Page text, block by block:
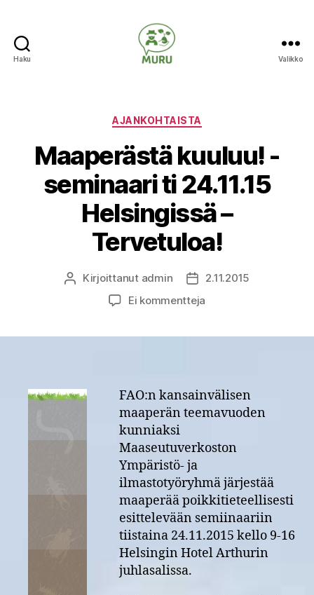
Haku Valikko
Kategoriat
AJANKOHTAISTA
Maaperästä kuuluu! -
seminaari ti 24.11.15
Helsingissä –
Tervetuloa!
Kirjoittaja
Kirjoittanut admin Julkaisupäivämäärä
2.11.2015
Ei kommentteja
24.11.15
Helsingissä
FAO:n kansainvälisen
maaperän teemavuoden
kunniaksi
Maaseutuverkoston
Ympäristö- ja
ilmastotyöryhmä järjestää
maaperää poikkitieteellisesti
esittelevään semiinaariin
tiistaina 24.11.2015 kello 9-16
Helsingin Hotel Arthurin
juhlasalissa.